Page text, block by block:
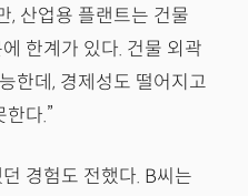
, 산업용 플랜트는 건물
한계가 있다. 건물 외곽
한데, 경제성도 떨어지고
다.”
경험도 전했다. B씨는